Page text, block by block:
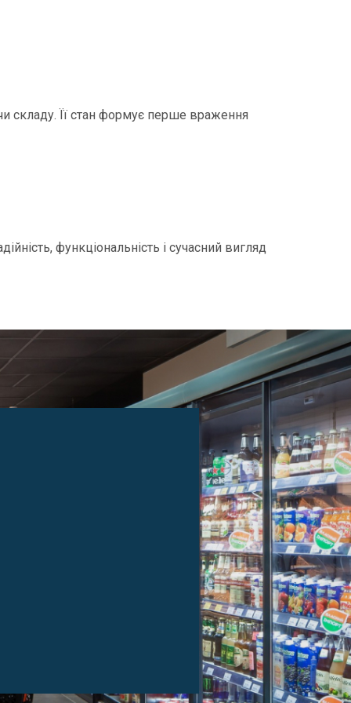
складу. Її стан формує перше враження
функціональність і сучасний вигляд